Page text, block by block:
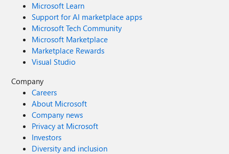
Microsoft Learn
Support for AI marketplace apps
Microsoft Tech Community
Microsoft Marketplace
Marketplace Rewards
Visual Studio
Company
Careers
About Microsoft
Company news
Privacy at Microsoft
Investors
Diversity and inclusion